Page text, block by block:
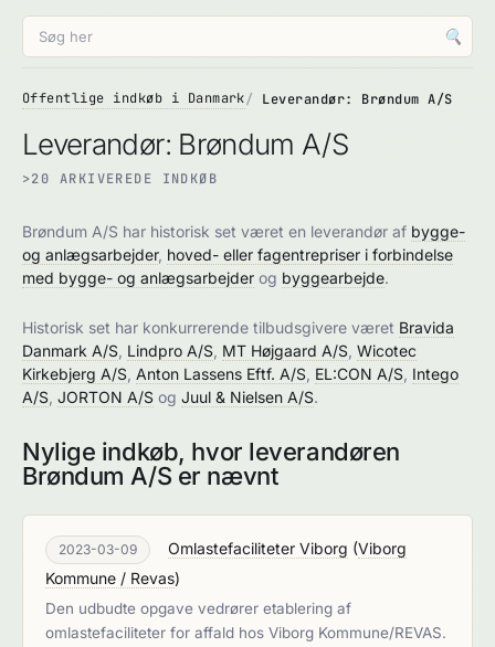
🔍
Offentlige indkøb i Danmark Leverandør: Brøndum A/S
Leverandør: Brøndum A/S
>20 ARKIVEREDE INDKØB
Brøndum A/S har historisk set været en leverandør af bygge-
og anlægsarbejder, hoved- eller fagentrepriser i forbindelse
med bygge- og anlægsarbejder og byggearbejde.
Historisk set har konkurrerende tilbudsgivere været Bravida
Danmark A/S Lindpro A/S MT Højgaard A/S Wicotec
Kirkebjerg A/S Anton Lassens Eftf. A/S EL:CON A/S Intego
A/S JORTON A/S og Juul & Nielsen A/S.
Nylige indkøb, hvor leverandøren
Brøndum A/S er nævnt
2023-03-09 Omlastefaciliteter Viborg (Viborg
Kommune / Revas)
Den udbudte opgave vedrører etablering af
omlastefaciliteter for affald hos Viborg Kommune/REVAS.